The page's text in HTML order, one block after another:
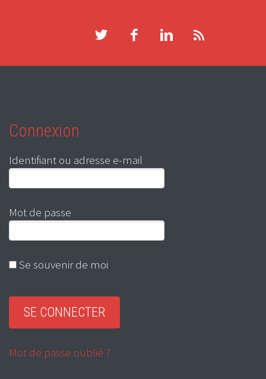
Connexion
Identifiant ou adresse e-mail
Mot de passe
Se souvenir de moi
Mot de passe oublié ?